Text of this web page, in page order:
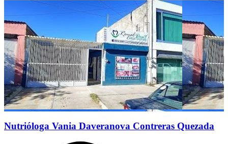
Nutrióloga Vania Daveranova Contreras Quezada